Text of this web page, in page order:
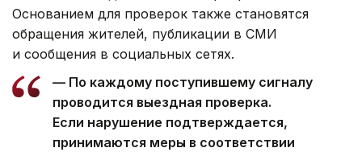
Основанием для проверок также становятся
обращения жителей, публикации в СМИ
и сообщения в социальных сетях.
— По каждому поступившему сигналу
проводится выездная проверка.
Если нарушение подтверждается,
принимаются меры в соответствии